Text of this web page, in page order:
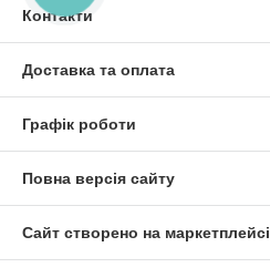
Контакти
Доставка та оплата
Графік роботи
Повна версія сайту
Сайт створено на маркетплейсі